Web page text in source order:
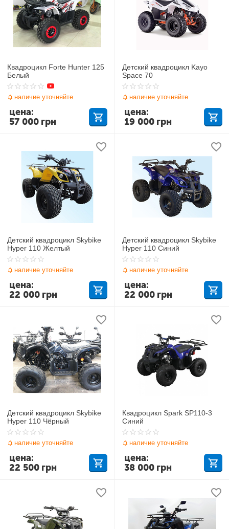
Квадроцикл Forte Hunter 125
Белый
наличие уточняйте
57 000 грн
цена:
Детский квадроцикл Kayo
Space 70
наличие уточняйте
19 000 грн
цена:
Детский квадроцикл Skybike
Hyper 110 Желтый
наличие уточняйте
22 000 грн
цена:
Детский квадроцикл Skybike
Hyper 110 Синий
наличие уточняйте
22 000 грн
цена:
Детский квадроцикл Skybike
Hyper 110 Чёрный
наличие уточняйте
22 500 грн
цена:
Квадроцикл Spark SP110-3
Синий
наличие уточняйте
38 000 грн
цена: